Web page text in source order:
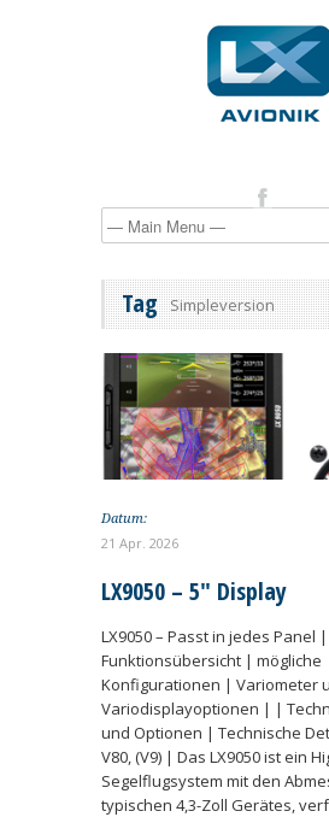
Tag Simpleversion
Datum:
21 Apr. 2026
LX9050 – 5″ Display
LX9050 – Passt in jedes Panel |
Funktionsübersicht | mögliche
Konfigurationen | Variometer
Variodisplayoptionen | |
und Optionen | Technische
V80, (V9) | Das LX9050 ist ein
Segelflugsystem mit den
typischen 4,3-Zoll Gerätes,